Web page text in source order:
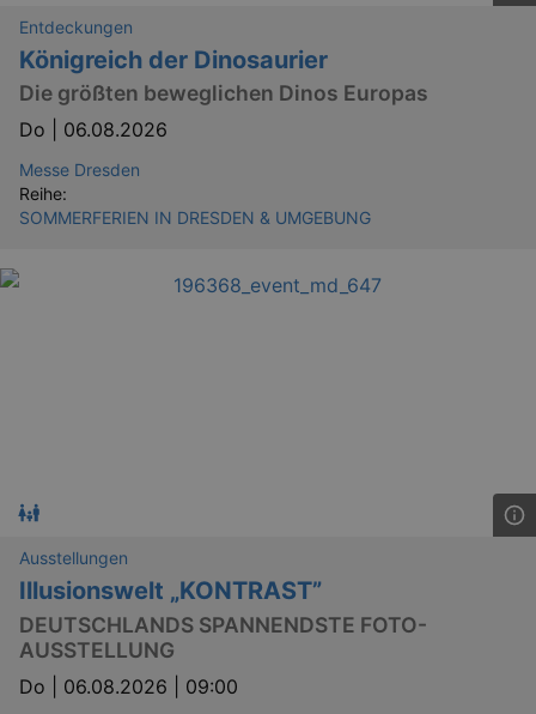
Entdeckungen
Königreich der Dinosaurier
Die größten beweglichen Dinos Europas
Do | 06.08.2026
Messe Dresden
Reihe:
SOMMERFERIEN IN DRESDEN & UMGEBUNG
Ausstellungen
Illusionswelt „KONTRAST”
DEUTSCHLANDS SPANNENDSTE FOTO-
AUSSTELLUNG
Do | 06.08.2026 | 09:00